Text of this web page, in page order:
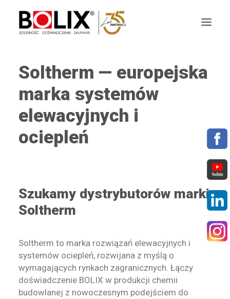
OFERTA
OKŁADZINY ELEWACYJNE
KOLORYSTYKA
KONTAKT
Soltherm — europejska
marka systemów
elewacyjnych i
ociepleń
Szukamy dystrybutorów marki
Soltherm
Soltherm to marka rozwiązań elewacyjnych i
systemów ociepleń, rozwijana z myślą o
wymagających rynkach zagranicznych. Łączy
doświadczenie BOLIX w produkcji chemii
budowlanej z nowoczesnym podejściem do